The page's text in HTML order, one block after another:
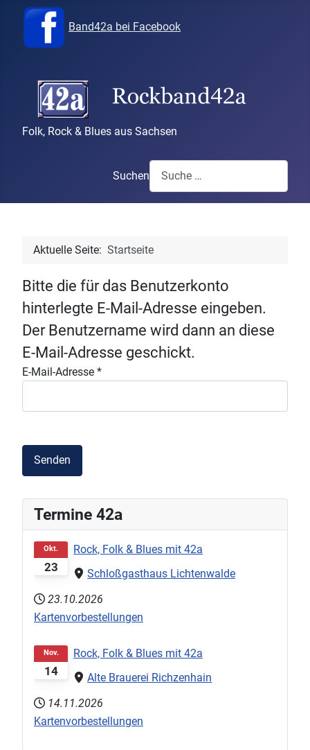
Band42a bei Facebook
Folk, Rock & Blues aus Sachsen
Suchen
Aktuelle Seite: Startseite
Bitte die für das Benutzerkonto
hinterlegte E-Mail-Adresse eingeben.
Der Benutzername wird dann an diese
E-Mail-Adresse geschickt.
E-Mail-Adresse *
Senden
Termine 42a
23
Okt.
Rock, Folk & Blues mit 42a
Schloßgasthaus Lichtenwalde
23.10.2026
Kartenvorbestellungen
14
Nov.
Rock, Folk & Blues mit 42a
Alte Brauerei Richzenhain
14.11.2026
Kartenvorbestellungen